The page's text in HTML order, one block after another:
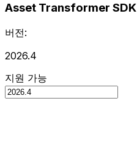
Asset Transformer SDK
버전:
2026.4
지원 가능